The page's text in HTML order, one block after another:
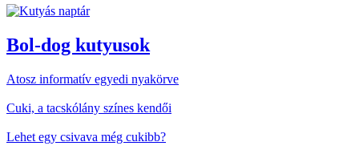
Bol-dog kutyusok
Atosz informatív egyedi nyakörve
Cuki, a tacskólány színes kendői
Lehet egy csivava még cukibb?